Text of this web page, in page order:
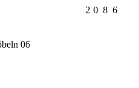
06
2 0 8 6